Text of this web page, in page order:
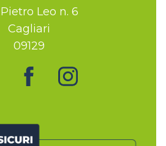
Leo n. 6
Cagliari
09129